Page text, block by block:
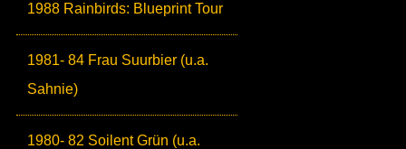
1988 Rainbirds: Blueprint Tour
1981- 84 Frau Suurbier (u.a.
Sahnie)
1980- 82 Soilent Grün (u.a.